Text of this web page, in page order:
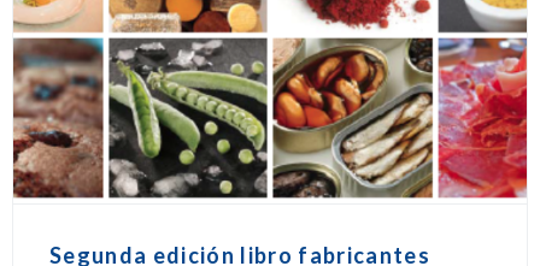
Segunda edición libro fabricantes